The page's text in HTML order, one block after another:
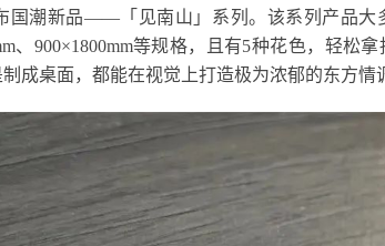
国潮新品——「见南山」系列。该系列产品大
、900×1800mm等规格，且有5种花色，轻松
成桌面，都能在视觉上打造极为浓郁的东方情